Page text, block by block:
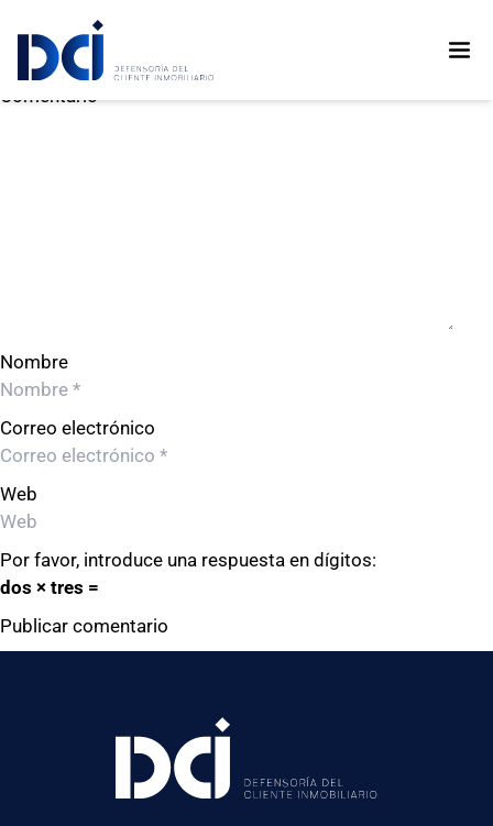
BRASIL 657 S.A.C.
Deja un comentario
Comentario
Nombre
Correo electrónico
Web
Por favor, introduce una respuesta en dígitos:
dos × tres =